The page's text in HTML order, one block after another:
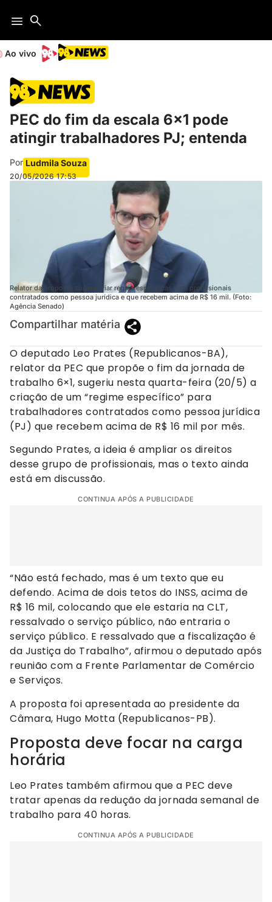
Ao vivo
PEC do fim da escala 6×1 pode
atingir trabalhadores PJ; entenda
Por Ludmila Souza
20/05/2026 17:53
Relator da proposta sugere criar regras específicas para profissionais
contratados como pessoa jurídica e que recebem acima de R$ 16 mil. (Foto:
Agência Senado)
Compartilhar matéria
O deputado Leo Prates (Republicanos-BA),
relator da PEC que propõe o fim da jornada de
trabalho 6×1, sugeriu nesta quarta-feira (20/5) a
criação de um “regime específico” para
trabalhadores contratados como pessoa jurídica
(PJ) que recebem acima de R$ 16 mil por mês.
Segundo Prates, a ideia é ampliar os direitos
desse grupo de profissionais, mas o texto ainda
está em discussão.
CONTINUA APÓS A PUBLICIDADE
“Não está fechado, mas é um texto que eu
defendo. Acima de dois tetos do INSS, acima de
R$ 16 mil, colocando que ele estaria na CLT,
ressalvado o serviço público, não entraria o
serviço público. E ressalvado que a fiscalização é
da Justiça do Trabalho”, afirmou o deputado após
reunião com a Frente Parlamentar de Comércio
e Serviços.
A proposta foi apresentada ao presidente da
Câmara, Hugo Motta (Republicanos-PB).
Proposta deve focar na carga
horária
Leo Prates também afirmou que a PEC deve
tratar apenas da redução da jornada semanal de
trabalho para 40 horas.
CONTINUA APÓS A PUBLICIDADE